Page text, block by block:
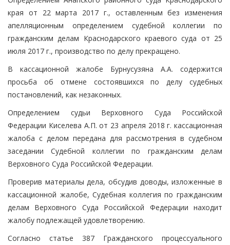
края от 22 марта 2017 г., оставленным без изменения
апелляционным определением судебной коллегии по
гражданским делам Краснодарского краевого суда от 25
июля 2017 г., производство по делу прекращено.
В кассационной жалобе Бурнусузяна А.А. содержится
просьба об отмене состоявшихся по делу судебных
постановлений, как незаконных.
Определением судьи Верховного Суда Российской
Федерации Киселева А.П. от 23 апреля 2018 г. кассационная
жалоба с делом передана для рассмотрения в судебном
заседании Судебной коллегии по гражданским делам
Верховного Суда Российской Федерации.
Проверив материалы дела, обсудив доводы, изложенные в
кассационной жалобе, Судебная коллегия по гражданским
делам Верховного Суда Российской Федерации находит
жалобу подлежащей удовлетворению.
Согласно статье 387 Гражданского процессуального